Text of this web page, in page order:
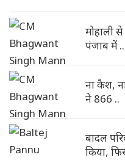
मोहाली
पंजाब में ..
ना कैश,
ने 866 ..
बादल
किया,